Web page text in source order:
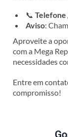
📞
Aviso:
Aproveite a
com a Mega
necessidades
Entre em
compromisso!